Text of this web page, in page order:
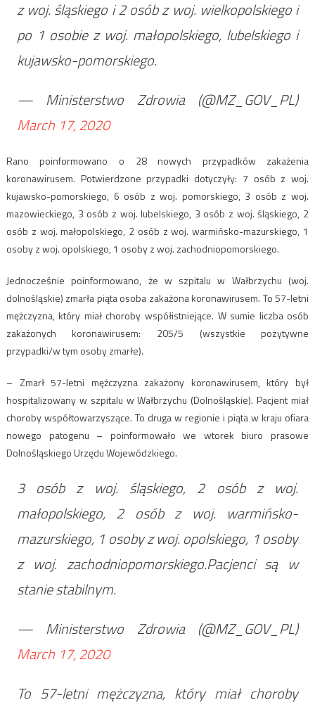
z woj. śląskiego i 2 osób z woj. wielkopolskiego i
po 1 osobie z woj. małopolskiego, lubelskiego i
kujawsko-pomorskiego.
— Ministerstwo Zdrowia (@MZ_GOV_PL)
March 17, 2020
Rano poinformowano o 28 nowych przypadków zakażenia
koronawirusem. Potwierdzone przypadki dotyczyły: 7 osób z woj.
kujawsko-pomorskiego, 6 osób z woj. pomorskiego, 3 osób z woj.
mazowieckiego, 3 osób z woj. lubelskiego, 3 osób z woj. śląskiego, 2
osób z woj. małopolskiego, 2 osób z woj. warmińsko-mazurskiego, 1
osoby z woj. opolskiego, 1 osoby z woj. zachodniopomorskiego.
Jednocześnie poinformowano, że w szpitalu w Wałbrzychu (woj.
dolnośląskie) zmarła piąta osoba zakażona koronawirusem. To 57-letni
mężczyzna, który miał choroby współistniejące. W sumie liczba osób
zakażonych koronawirusem: 205/5 (wszystkie pozytywne
przypadki/w tym osoby zmarłe).
– Zmarł 57-letni mężczyzna zakażony koronawirusem, który był
hospitalizowany w szpitalu w Wałbrzychu (Dolnośląskie). Pacjent miał
choroby współtowarzyszące. To druga w regionie i piąta w kraju ofiara
nowego patogenu – poinformowało we wtorek biuro prasowe
Dolnośląskiego Urzędu Wojewódzkiego.
3 osób z woj. śląskiego, 2 osób z woj.
małopolskiego, 2 osób z woj. warmińsko-
mazurskiego, 1 osoby z woj. opolskiego, 1 osoby
z woj. zachodniopomorskiego.Pacjenci są w
stanie stabilnym.
— Ministerstwo Zdrowia (@MZ_GOV_PL)
March 17, 2020
To 57-letni mężczyzna, który miał choroby